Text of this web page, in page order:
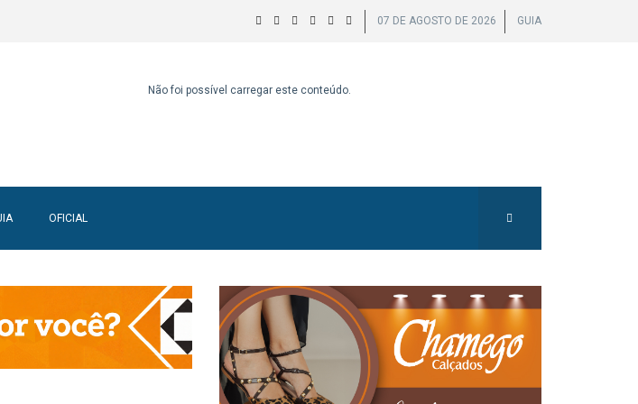
07 DE AGOSTO DE 2026 GUIA
Não foi possível carregar este conteúdo.
OFICIAL